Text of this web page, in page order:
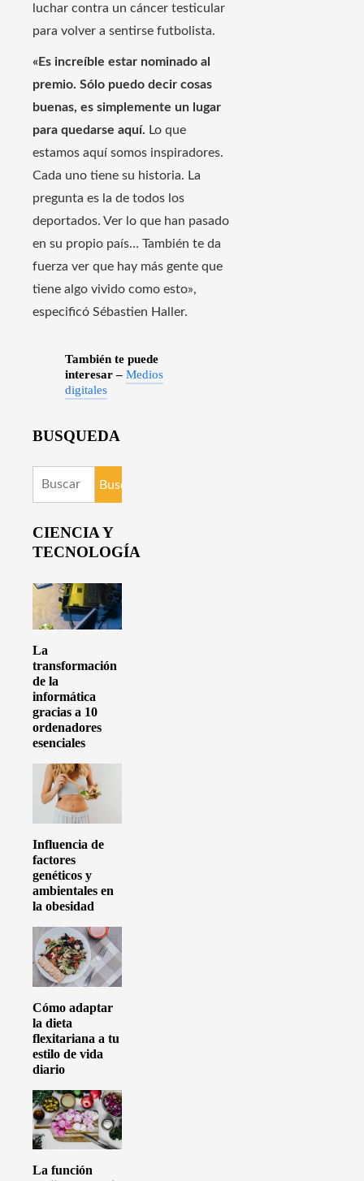
luchar contra un cáncer testicular
para volver a sentirse futbolista.
«Es increíble estar nominado al
premio. Sólo puedo decir cosas
buenas, es simplemente un lugar
para quedarse aquí. Lo que
estamos aquí somos inspiradores.
Cada uno tiene su historia. La
pregunta es la de todos los
deportados. Ver lo que han pasado
en su propio país… También te da
fuerza ver que hay más gente que
tiene algo vivido como esto»,
especificó Sébastien Haller.
También te puede
interesar – Medios
digitales
BUSQUEDA
Buscar:
CIENCIA Y
TECNOLOGÍA
La
transformación
de la
informática
gracias a 10
ordenadores
esenciales
Influencia de
factores
genéticos y
ambientales en
la obesidad
Cómo adaptar
la dieta
flexitariana a tu
estilo de vida
diario
La función